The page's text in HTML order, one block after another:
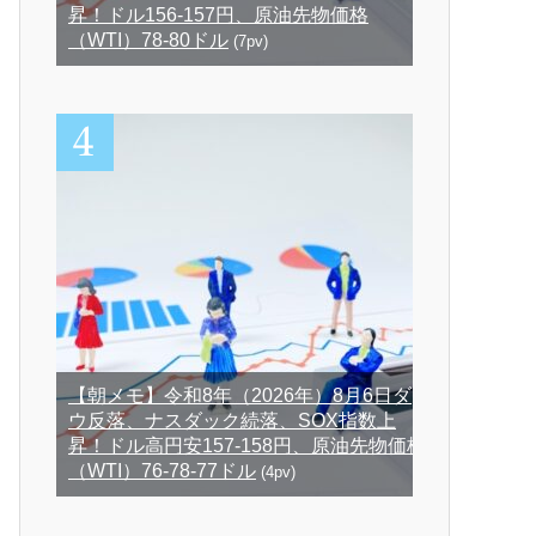
昇！ドル156-157円、原油先物価格
（WTI）78-80ドル (7pv)
【朝メモ】令和8年（2026年）8月6日ダ
ウ反落、ナスダック続落、SOX指数上
昇！ドル高円安157-158円、原油先物価格
（WTI）76-78-77ドル (4pv)